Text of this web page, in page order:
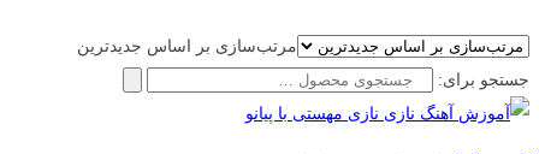
مرتب‌سازی بر اساس جدیدترین
جستجو برای: